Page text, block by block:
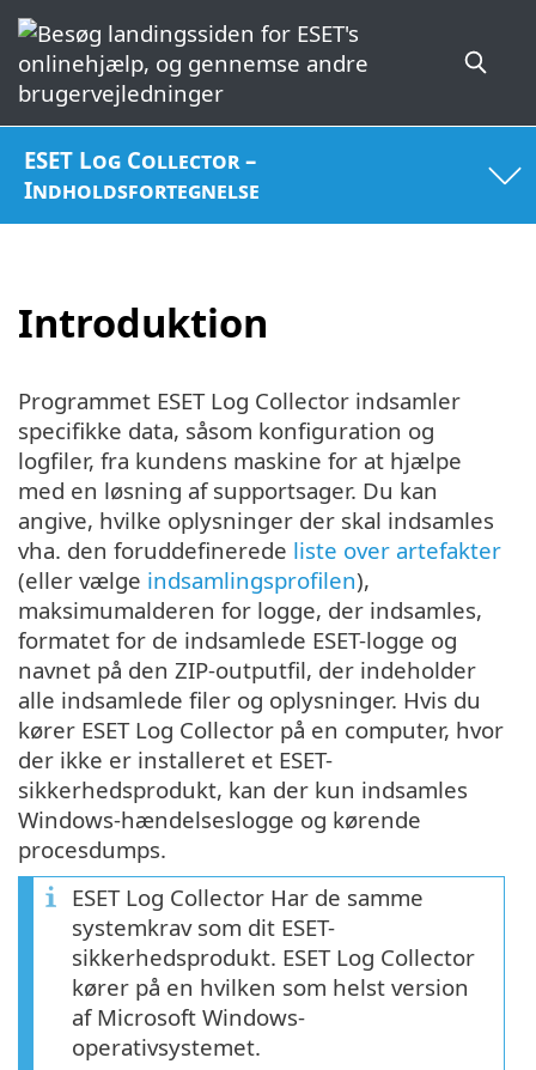
ESET Log Collector –
Indholdsfortegnelse
Introduktion
Programmet ESET Log Collector indsamler
specifikke data, såsom konfiguration og
logfiler, fra kundens maskine for at hjælpe
med en løsning af supportsager. Du kan
angive, hvilke oplysninger der skal indsamles
vha. den foruddefinerede liste over artefakter
(eller vælge indsamlingsprofilen),
maksimumalderen for logge, der indsamles,
formatet for de indsamlede ESET-logge og
navnet på den ZIP-outputfil, der indeholder
alle indsamlede filer og oplysninger. Hvis du
kører ESET Log Collector på en computer, hvor
der ikke er installeret et ESET-
sikkerhedsprodukt, kan der kun indsamles
Windows-hændelseslogge og kørende
procesdumps.
ESET Log Collector Har de samme
systemkrav som dit ESET-
sikkerhedsprodukt. ESET Log Collector
kører på en hvilken som helst version
af Microsoft Windows-
operativsystemet.